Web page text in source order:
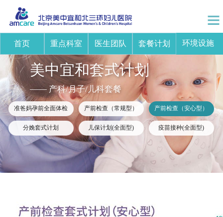
首页 重点科室 医生团队 套餐计划 环境设施
美中宜和套式计划
—— 产科/月子/儿科套餐
准爸妈孕前全面体检 产前检查（常规型） 产前检查（安心型）
分娩套式计划 儿保计划(全面型) 疫苗接种(全面型)